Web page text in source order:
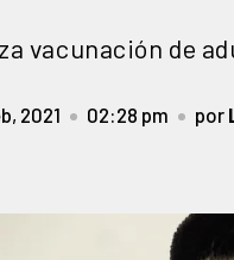
vacunación de
2021 02:28 pm por